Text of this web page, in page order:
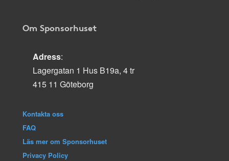
Om Sponsorhuset
Adress:
Lagergatan 1 Hus B19a, 4 tr
415 11 Göteborg
Kontakta oss
FAQ
Läs mer om Sponsorhuset
Privacy Policy